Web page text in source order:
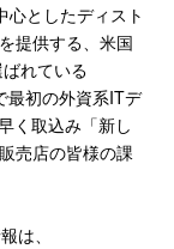
としたディスト
提供する、米国
れている
最初の外資系ITデ
く取込み「新し
売店の皆様の課
は、